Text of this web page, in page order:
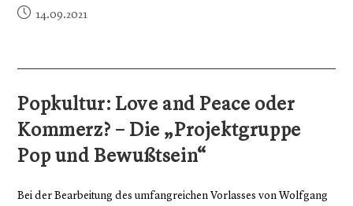
14.09.2021
Popkultur: Love and Peace oder
Kommerz? – Die „Projektgruppe
Pop und Bewußtsein“
Bei der Bearbeitung des umfangreichen Vorlasses von Wolfgang